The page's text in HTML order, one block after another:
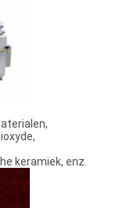
keramiek, enz.